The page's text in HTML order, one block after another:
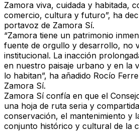
Zamora viva, cuidada y habitada,
comercio, cultura y futuro”, ha
portavoz de Zamora Sí.
“Zamora tiene un patrimonio
fuente de orgullo y desarrollo, no
institucional. La inacción
en nuestro paisaje urbano y en la
lo habitan”, ha añadido Rocío
Zamora Sí.
Zamora Síconfía en que el
una hoja de ruta seria y compartida
conservación, el mantenimiento y
conjunto histórico y cultural de la